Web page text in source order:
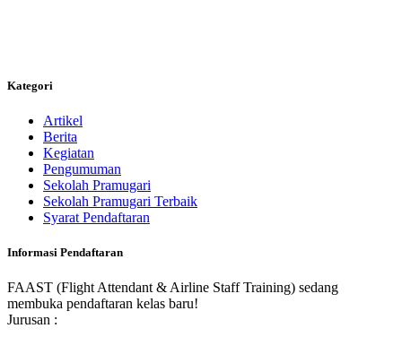
Kategori
Artikel
Berita
Kegiatan
Pengumuman
Sekolah Pramugari
Sekolah Pramugari Terbaik
Syarat Pendaftaran
Informasi Pendaftaran
FAAST (Flight Attendant & Airline Staff Training) sedang
membuka pendaftaran kelas baru!
Jurusan :